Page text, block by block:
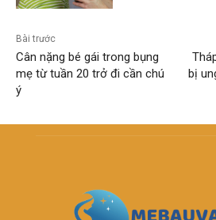
Bài trước
Cân nặng bé gái trong bụng
mẹ từ tuần 20 trở đi cần chú
ý
bị